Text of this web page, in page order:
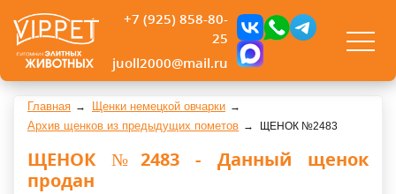
+7 (925) 858-80-
25
juoll2000@mail.ru
Главная
Щенки немецкой овчарки
Архив щенков из предыдущих пометов
ЩЕНОК №2483
ЩЕНОК №2483 - Данный щенок
продан